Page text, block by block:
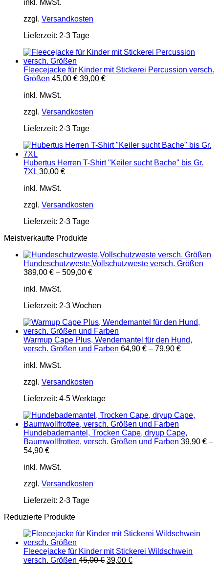
inkl. MwSt.
zzgl. Versandkosten
Lieferzeit: 2-3 Tage
Fleecejacke für Kinder mit Stickerei Percussion versch.
Größen 45,00€ Ursprünglicher
39,00 €Aktueller
inkl. MwSt.
zzgl. Versandkosten
Lieferzeit: 2-3 Tage
Hubertus Herren T-Shirt "Keiler sucht Bache" bis Gr.
7XL 30,00 €
inkl. MwSt.
zzgl. Versandkosten
Lieferzeit: 2-3 Tage
Meistverkaufte Produkte
Hundeschutzweste,Vollschutzweste versch. Größen
389,00 € – 509,00 €
inkl. MwSt.
Lieferzeit: 2-3 Wochen
Warmup Cape Plus, Wendemantel für den Hund,
versch. Größen und Farben 64,90 € – 79,90 €
inkl. MwSt.
zzgl. Versandkosten
Lieferzeit: 4-5 Werktage
Hundebademantel, Trocken Cape, dryup Cape,
Baumwollfrottee, versch. Größen und Farben 39,90 € –
54,90 €
inkl. MwSt.
zzgl. Versandkosten
Lieferzeit: 2-3 Tage
Reduzierte Produkte
Fleecejacke für Kinder mit Stickerei Wildschwein
versch. Größen 45,00€ Ursprünglicher
39,00 €Aktueller